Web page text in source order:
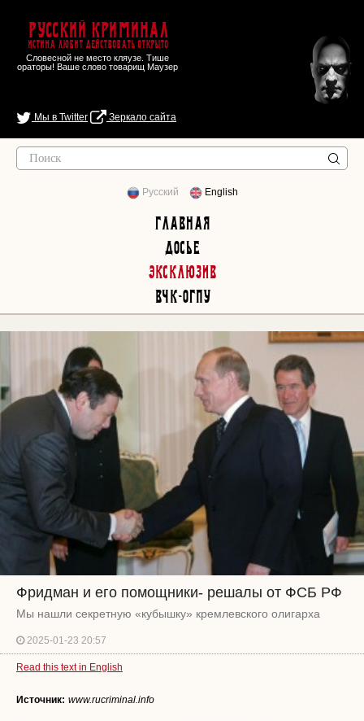
Русский Криминал
Истина любит действовать открыто
Словесной не место кляузе. Тише
ораторы! Ваше слово товарищ Маузер
Мы в Twitter Зеркало сайта
Русский English
Главная
Досье
Эксклюзив
ВЧК-ОГПУ
Фридман и его помощники- решалы от ФСБ РФ
Мы нашли секретную «кубышку» кремлевского олигарха
2025-01-23 20:57
Read this text in English
Источник: www.rucriminal.info